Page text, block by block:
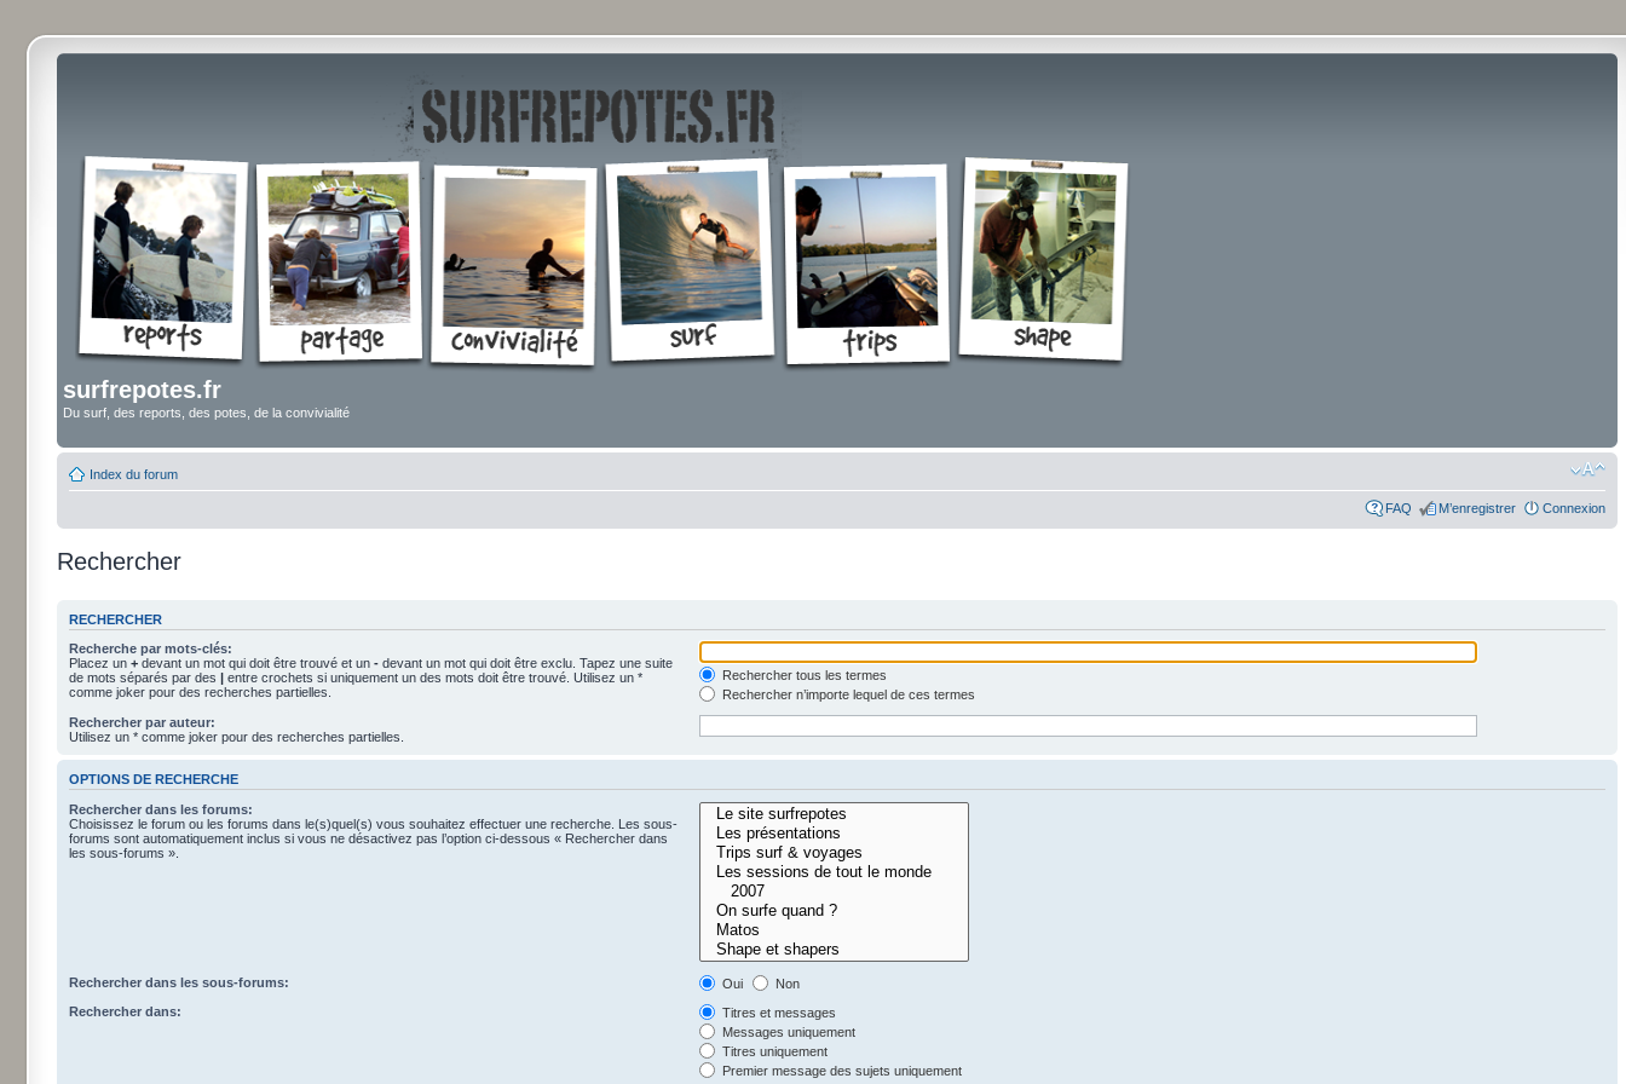
surfrepotes.fr
Du surf, des reports, des potes, de la convivialité
Index du forum
FAQ M’enregistrer Connexion
Rechercher
RECHERCHER
Recherche par mots-clés:
Placez un + devant un mot qui doit être trouvé et un - devant un mot qui doit être exclu. Tapez une suite
de mots séparés par des | entre crochets si uniquement un des mots doit être trouvé. Utilisez un *
comme joker pour des recherches partielles.
Rechercher tous les termes
Rechercher n’importe lequel de ces termes
Rechercher par auteur:
Utilisez un * comme joker pour des recherches partielles.
OPTIONS DE RECHERCHE
Rechercher dans les forums:
Choisissez le forum ou les forums dans le(s)quel(s) vous souhaitez effectuer une recherche. Les sous-
forums sont automatiquement inclus si vous ne désactivez pas l’option ci-dessous « Rechercher dans
les sous-forums ».
Rechercher dans les sous-forums: Oui
Non
Rechercher dans:
Titres et messages
Messages uniquement
Titres uniquement
Premier message des sujets uniquement